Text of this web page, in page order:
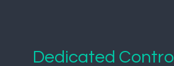
Dedicated Control